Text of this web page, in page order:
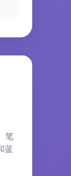
笔
蓝